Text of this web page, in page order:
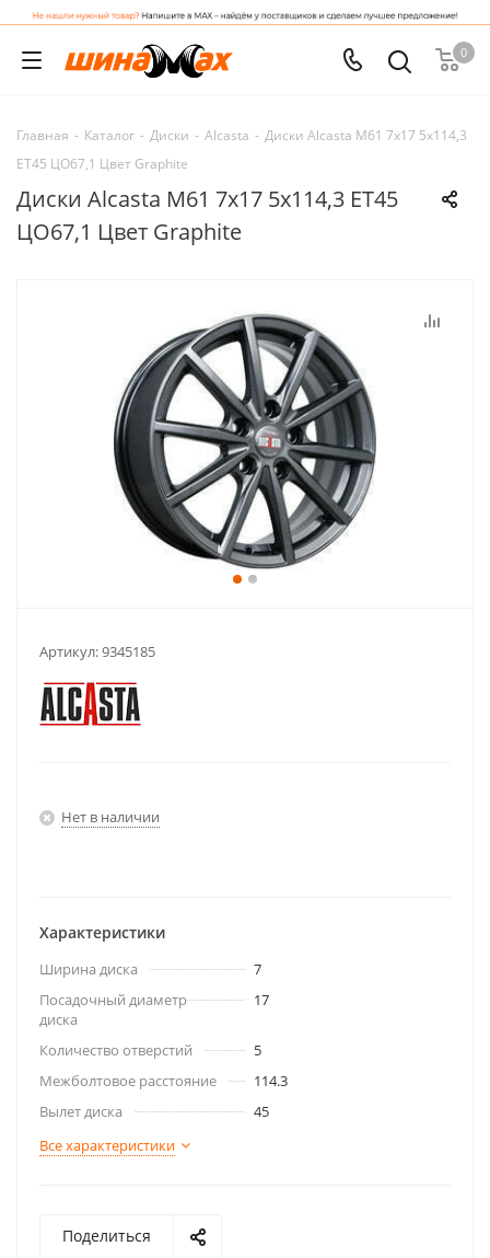
0
Главная - Каталог - Диски - Alcasta - Диски Alcasta M61 7x17 5x114,3
ET45 ЦО67,1 Цвет Graphite
Диски Alcasta M61 7x17 5x114,3 ET45
ЦО67,1 Цвет Graphite
Артикул:9345185
Нет в наличии
Характеристики
Ширина диска
7
Посадочный диаметр
диска
17
Количество отверстий
5
Межболтовое расстояние
114.3
Вылет диска
45
Все характеристики
Поделиться